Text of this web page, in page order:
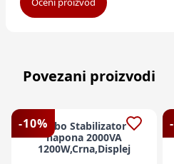
Povezani proizvodi
-10%Kebo Stabilizator
napona 2000VA
1200W,Crna,Displej
-